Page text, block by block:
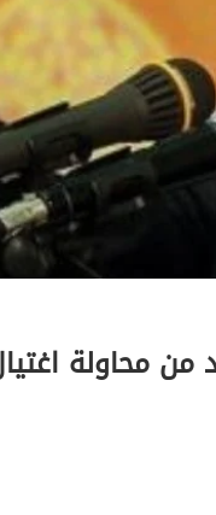
من محاولة